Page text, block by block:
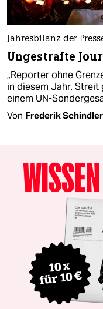
Jahresbilanz der
Ungestrafte
„Reporter ohne
in diesem Jahr.
einem UN-
Von Frederik Schindler